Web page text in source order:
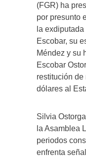
(FGR) ha
por presunto
la
Escobar, su
Méndez y su
Escobar
restitución
dólares al
Silvia
la Asamblea
periodos
enfrenta